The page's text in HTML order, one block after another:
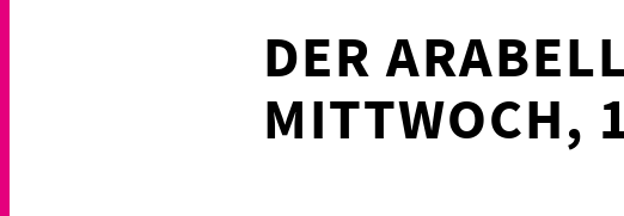
DER
MITTWOCH,